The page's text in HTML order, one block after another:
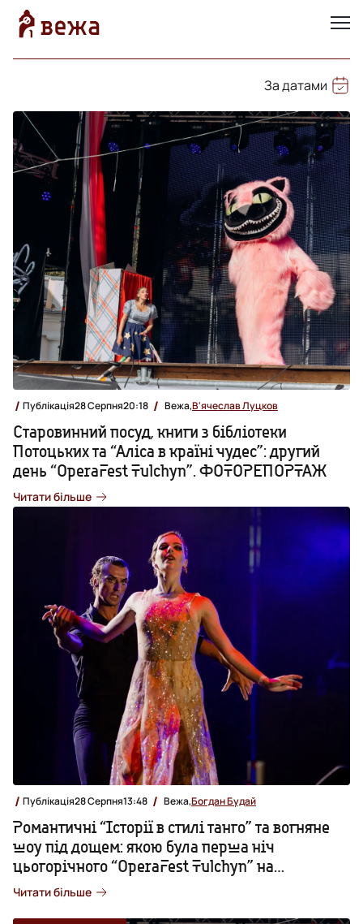
За датами
Публікація28 Серпня20:18 Вежа,В'ячеслав Луцков
Старовинний посуд, книги з бібліотеки
Потоцьких та “Аліса в країні чудес”: другий
день “OperaFest Tulchyn”. ФОТОРЕПОРТАЖ
Читати більше
Публікація28 Серпня13:48 Вежа,Богдан Будай
Романтичні “Історії в стилі танго” та вогняне
шоу під дощем: якою була перша ніч
цьогорічного “OperaFest Tulchyn” на
Вінниччині. ФОТОРЕПОРТАЖ
Читати більше